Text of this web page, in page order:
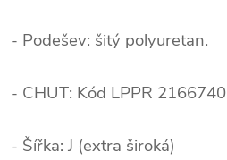
- Podešev: šitý polyuretan.
- CHUT: Kód LPPR 2166740
- Šířka: J (extra široká)